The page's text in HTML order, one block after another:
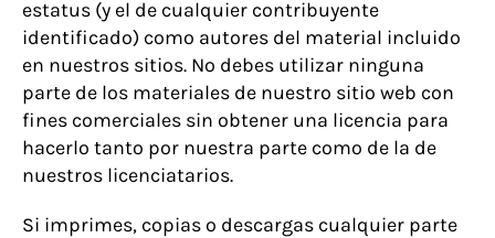
estatus (y el de cualquier contribuyente
identificado) como autores del material incluido
en nuestros sitios. No debes utilizar ninguna
parte de los materiales de nuestro sitio web con
fines comerciales sin obtener una licencia para
hacerlo tanto por nuestra parte como de la de
nuestros licenciatarios.
Si imprimes, copias o descargas cualquier parte